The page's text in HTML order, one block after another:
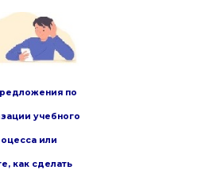
по
учебного
или
как сделать